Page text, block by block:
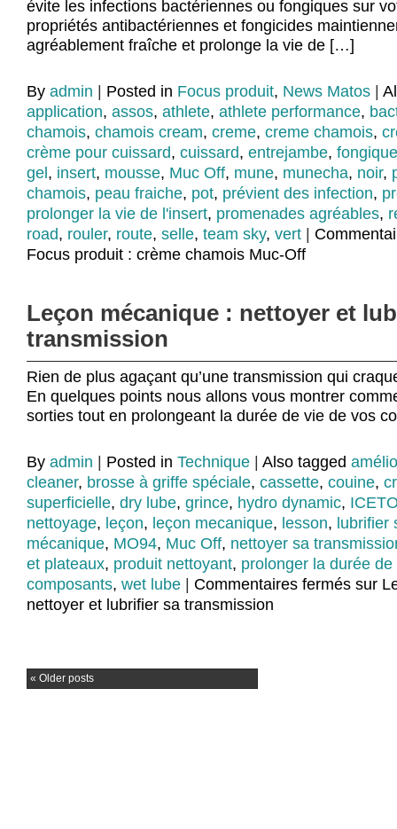
évite les infections bactériennes ou fongiques sur
propriétés antibactériennes et fongicides
agréablement fraîche et prolonge la vie de […]
By admin Posted in Focus produit, News Matos
application, assos, athlete, athlete performance,
chamois, chamois cream, creme, creme chamois,
crème pour cuissard, cuissard, entrejambe, fongique
gel , insert, mousse, Muc Off, mune, munecha, noir,
chamois, peau fraiche, pot, prévient des infection,
prolonger la vie de l'insert, promenades agréables,
road, rouler, route, selle, team sky, vert
Focus produit : crème chamois Muc-Off
Leçon mécanique : nettoyer et
transmission
Rien de plus agaçant qu’une transmission qui
En quelques points nous allons vous montrer
sorties tout en prolongeant la durée de vie de vos
By admin Posted in Technique Also tagged
cleaner, brosse à griffe spéciale, cassette, couine,
superficielle, dry lube, grince, hydro dynamic,
nettoyage, leçon, leçon mecanique, lesson, lubrifier
mécanique, MO94, Muc Off, nettoyer sa
et plateaux, produit nettoyant, prolonger la durée
composants, wet lube Commentaires fermés sur
nettoyer et lubrifier sa transmission
« Older posts